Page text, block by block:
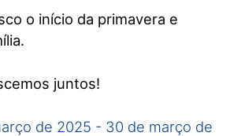
o início da primavera e
juntos!
de 2025 - 30 de março de